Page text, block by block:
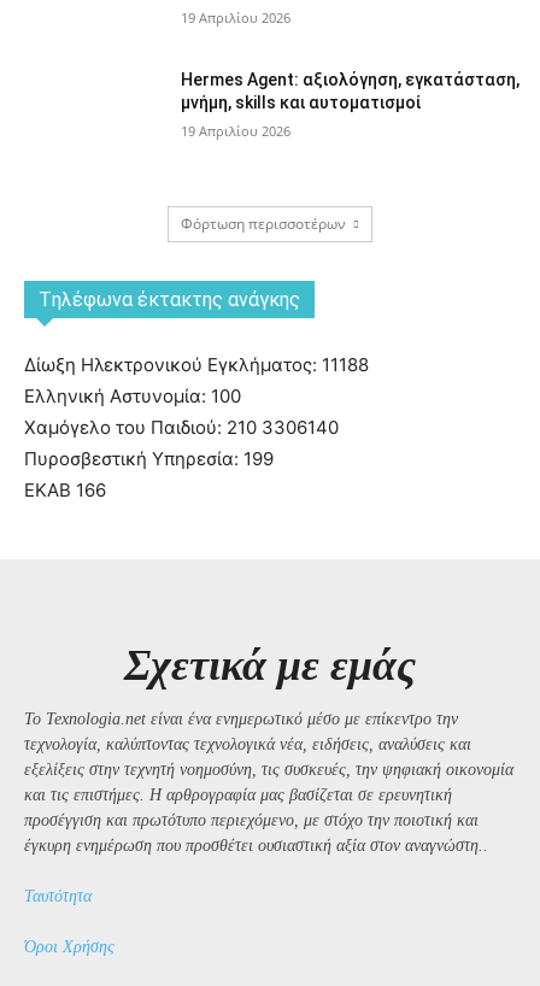
19 Απριλίου 2026
Hermes Agent: αξιολόγηση, εγκατάσταση,
μνήμη, skills και αυτοματισμοί
19 Απριλίου 2026
Φόρτωση περισσοτέρων
Tηλέφωνα έκτακτης ανάγκης
Δίωξη Ηλεκτρονικού Εγκλήματος: 11188
Ελληνική Αστυνομία: 100
Χαμόγελο του Παιδιού: 210 3306140
Πυροσβεστική Υπηρεσία: 199
ΕΚΑΒ 166
Σχετικά με εμάς
Το Texnologia.net είναι ένα ενημερωτικό μέσο με επίκεντρο την
τεχνολογία, καλύπτοντας τεχνολογικά νέα, ειδήσεις, αναλύσεις και
εξελίξεις στην τεχνητή νοημοσύνη, τις συσκευές, την ψηφιακή οικονομία
και τις επιστήμες. Η αρθρογραφία μας βασίζεται σε ερευνητική
προσέγγιση και πρωτότυπο περιεχόμενο, με στόχο την ποιοτική και
έγκυρη ενημέρωση που προσθέτει ουσιαστική αξία στον αναγνώστη..
Ταυτότητα
Όροι Χρήσης